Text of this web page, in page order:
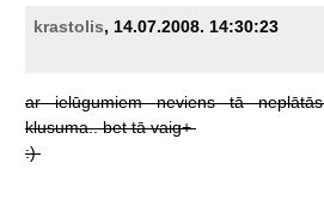
krastolis, 14.07.2008. 14:30:23
ar ielūgumiem neviens tā neplātās
klusuma.. bet tā vaig+
:)